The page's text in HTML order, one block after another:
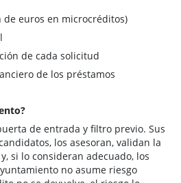
euros en microcréditos)
de cada solicitud
de los préstamos
de entrada y filtro previo. Sus
los asesoran, validan la
si lo consideran adecuado, los
no asume riesgo